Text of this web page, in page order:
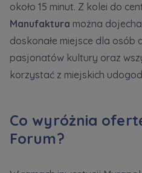
około 15 minut. Z kolei do
Manufaktura można
doskonałe miejsce dla osób
pasjonatów kultury oraz
korzystać z miejskich
Co wyróżnia
Forum?